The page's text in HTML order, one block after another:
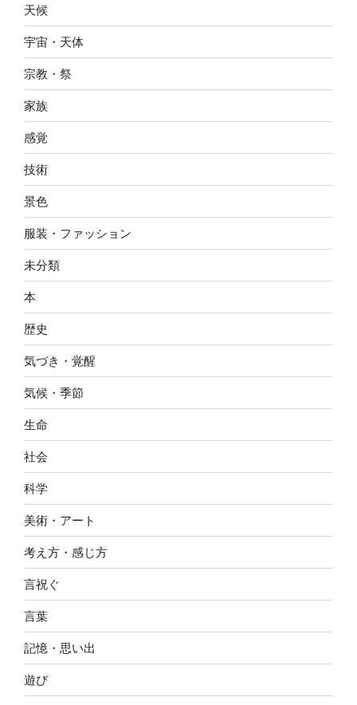
天候
宇宙・天体
宗教・祭
家族
感覚
技術
景色
服装・ファッション
未分類
本
歴史
気づき・覚醒
気候・季節
生命
社会
科学
美術・アート
考え方・感じ方
言祝ぐ
言葉
記憶・思い出
遊び